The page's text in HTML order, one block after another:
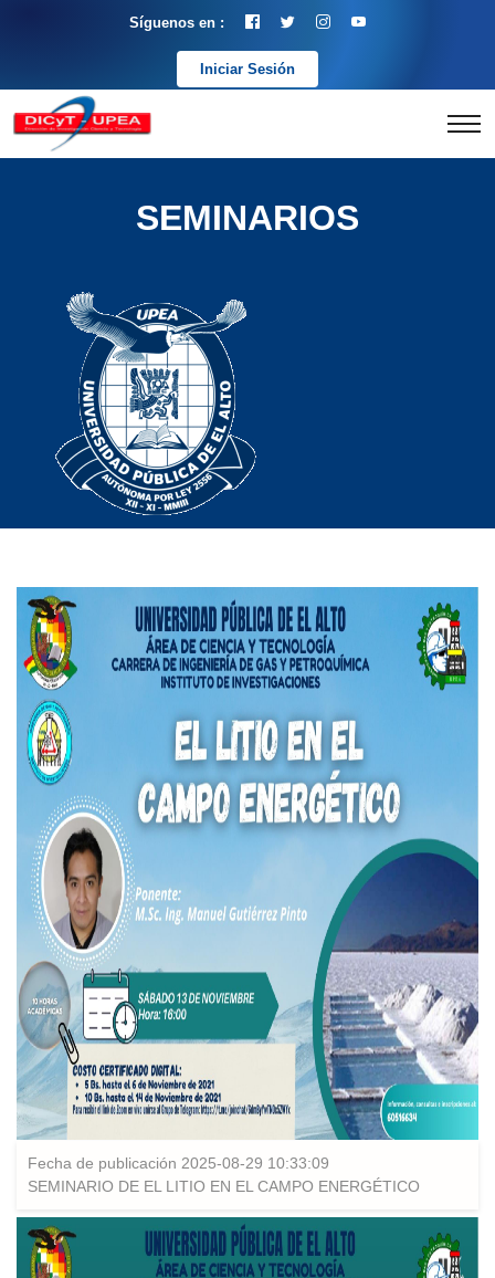
Síguenos en :
Iniciar Sesión
SEMINARIOS
Fecha de publicación 2025-08-29 10:33:09
SEMINARIO DE EL LITIO EN EL CAMPO ENERGÉTICO